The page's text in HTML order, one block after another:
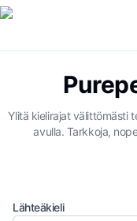
Ylitä kielirajat välittömästi
avulla. Tarkkoja,
Lähteäkieli